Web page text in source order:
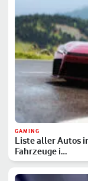
GAMING
Liste aller Autos
Fahrzeuge i…